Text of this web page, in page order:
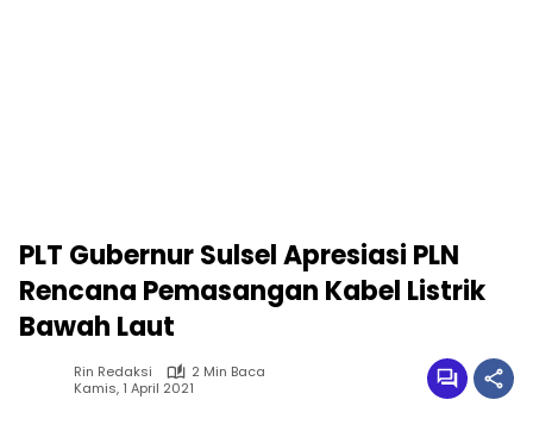
PLT Gubernur Sulsel Apresiasi PLN
Rencana Pemasangan Kabel Listrik
Bawah Laut
Rin Redaksi
2 Min Baca
Kamis, 1 April 2021